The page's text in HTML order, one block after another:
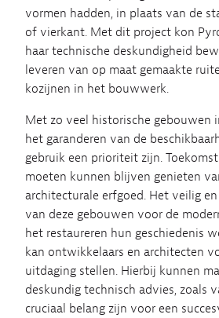
vormen hadden, in plaats van de
of vierkant. Met dit project kon
haar technische deskundigheid
leveren van op maat gemaakte
kozijnen in het bouwwerk.
Met zo veel historische gebouwen
het garanderen van de
gebruik een prioriteit zijn.
moeten kunnen blijven genieten
architecturale erfgoed. Het veilig
van deze gebouwen voor de
het restaureren hun geschiedenis
kan ontwikkelaars en architecten
uitdaging stellen. Hierbij kunnen
deskundig technisch advies, zoals
cruciaal belang zijn voor een